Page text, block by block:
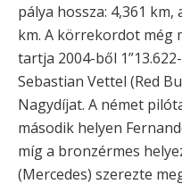
pálya hossza: 4,361
km. A körrekordot még
tartja 2004-ből
Sebastian Vettel (Red
Nagydíjat. A német
második helyen
míg a bronzérmes
(Mercedes) szerezte